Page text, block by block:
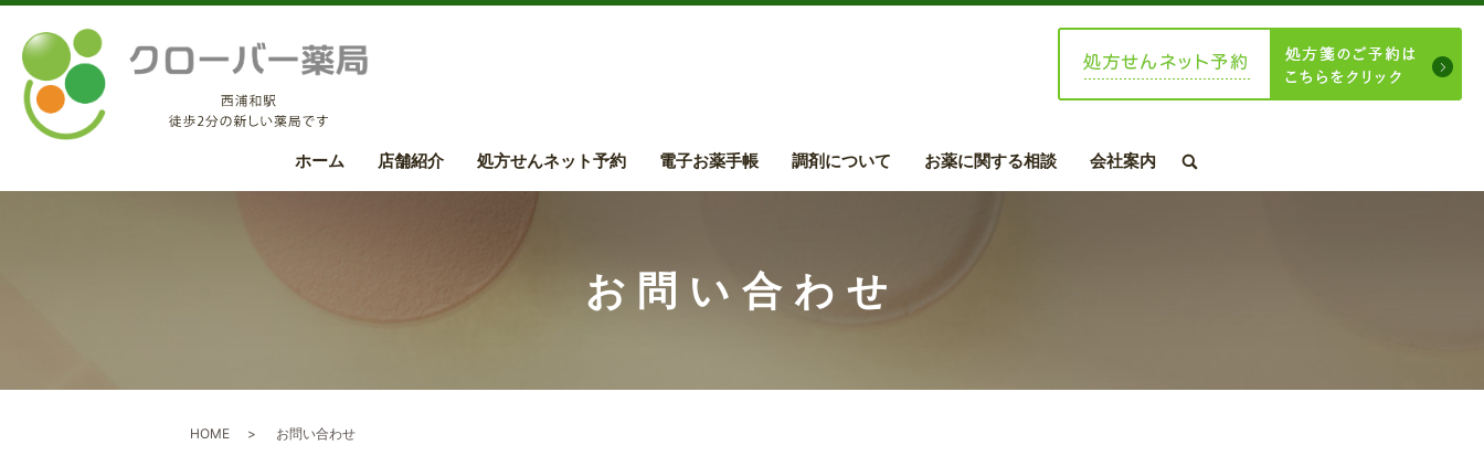
ホーム 店舗紹介 処方せんネット予約 電子お薬手帳 調剤について お薬に関する相談 会社案内 search
お問い合わせ
HOME お問い合わせ